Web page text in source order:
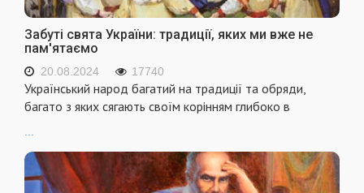
Забуті свята України: традиції, яких ми вже не
пам'ятаємо
20.08.2024 17740
Український народ багатий на традиції та обряди,
багато з яких сягають своїм корінням глибоко в
...